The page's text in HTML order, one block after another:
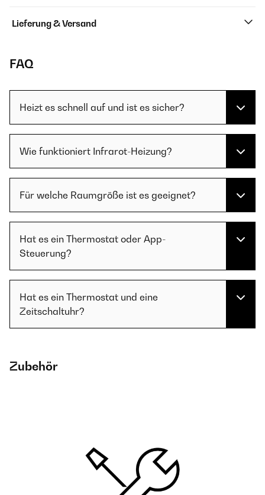
Lieferung & Versand
FAQ
Heizt es schnell auf und ist es sicher?
Wie funktioniert Infrarot-Heizung?
Für welche Raumgröße ist es geeignet?
Hat es ein Thermostat oder App-
Steuerung?
Hat es ein Thermostat und eine
Zeitschaltuhr?
Zubehör